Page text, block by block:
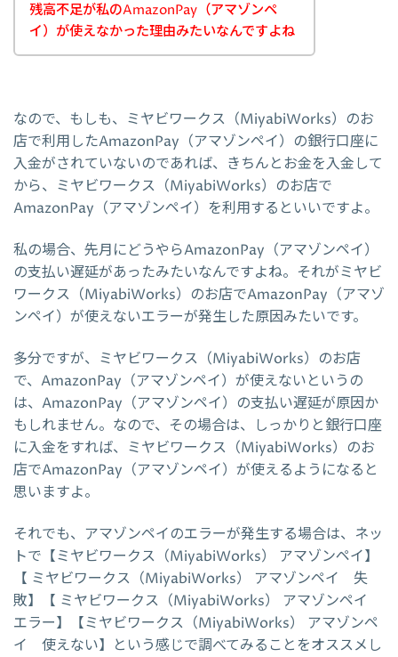
残高不足が私のAmazonPay（アマゾンペ
イ）が使えなかった理由みたいなんですよね
なので、もしも、ミヤビワークス（MiyabiWorks）のお
店で利用したAmazonPay（アマゾンペイ）の銀行口座に
入金がされていないのであれば、きちんとお金を入金して
から、ミヤビワークス（MiyabiWorks）のお店で
AmazonPay（アマゾンペイ）を利用するといいですよ。
私の場合、先月にどうやらAmazonPay（アマゾンペイ）
の支払い遅延があったみたいなんですよね。それがミヤビ
ワークス（MiyabiWorks）のお店でAmazonPay（アマゾ
ンペイ）が使えないエラーが発生した原因みたいです。
多分ですが、ミヤビワークス（MiyabiWorks）のお店
で、AmazonPay（アマゾンペイ）が使えないというの
は、AmazonPay（アマゾンペイ）の支払い遅延が原因か
もしれません。なので、その場合は、しっかりと銀行口座
に入金をすれば、ミヤビワークス（MiyabiWorks）のお
店でAmazonPay（アマゾンペイ）が使えるようになると
思いますよ。
それでも、アマゾンペイのエラーが発生する場合は、ネッ
トで【ミヤビワークス（MiyabiWorks） アマゾンペイ】
【 ミヤビワークス（MiyabiWorks） アマゾンペイ 失
敗】【 ミヤビワークス（MiyabiWorks） アマゾンペイ
エラー】【ミヤビワークス（MiyabiWorks） アマゾンペ
イ 使えない】という感じで調べてみることをオススメし